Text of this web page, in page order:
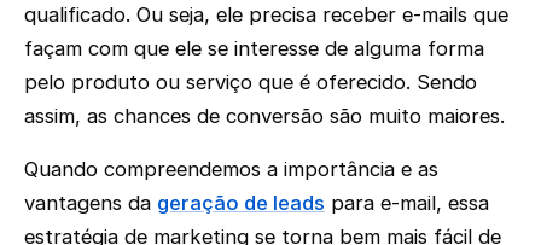
qualificado. Ou seja, ele precisa receber e-mails que
façam com que ele se interesse de alguma forma
pelo produto ou serviço que é oferecido. Sendo
assim, as chances de conversão são muito maiores.
Quando compreendemos a importância e as
vantagens da geração de leads para e-mail, essa
estratégia de marketing se torna bem mais fácil de